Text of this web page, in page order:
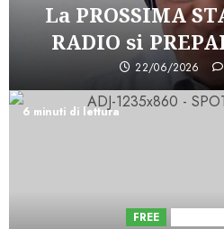
La PROSSIMA
RADIO si
22/06/2026
6 minuti di lettura
FREE